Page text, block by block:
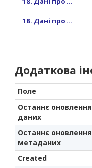
18. Дані про ...
Додаткова
Поле
Останнє оновлення
даних
Останнє оновлення
метаданих
Created